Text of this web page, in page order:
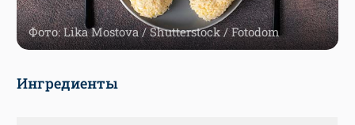
Фото: Lika Mostova / Shutterstock / Fotodom
Ингредиенты